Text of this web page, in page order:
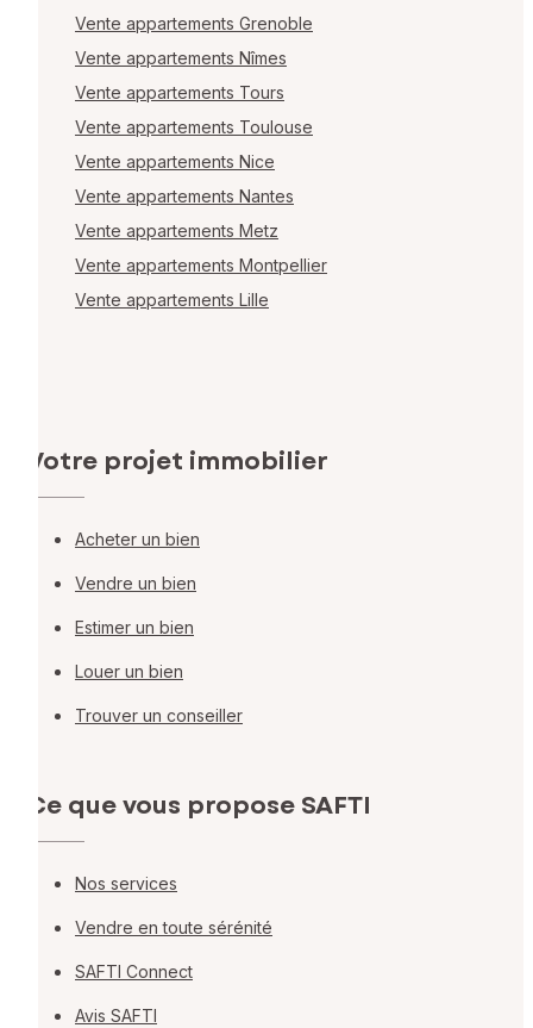
Vente appartements Grenoble
Vente appartements Nîmes
Vente appartements Tours
Vente appartements Toulouse
Vente appartements Nice
Vente appartements Nantes
Vente appartements Metz
Vente appartements Montpellier
Vente appartements Lille
Votre projet immobilier
Acheter un bien
Vendre un bien
Estimer un bien
Louer un bien
Trouver un conseiller
Ce que vous propose SAFTI
Nos services
Vendre en toute sérénité
SAFTI Connect
Avis SAFTI